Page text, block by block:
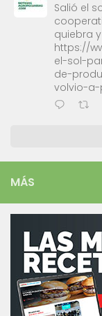
Salió el
quiebra
https://
el-sol-
de-
volvio-a-
MÁS